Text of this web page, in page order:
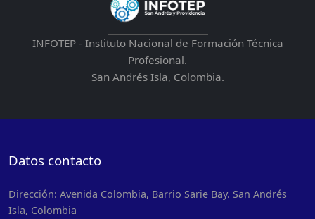
INFOTEP - Instituto Nacional de Formación Técnica
Profesional.
San Andrés Isla, Colombia.
Datos contacto
Dirección: Avenida Colombia, Barrio Sarie Bay. San Andrés
Isla, Colombia